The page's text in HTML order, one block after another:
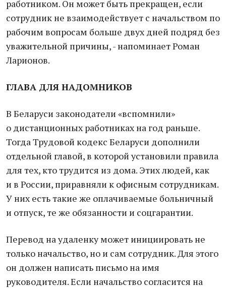
работником. Он может быть прекращен, если
сотрудник не взаимодействует с начальством по
рабочим вопросам больше двух дней подряд без
уважительной причины, - напоминает Роман
Ларионов.
ГЛАВА ДЛЯ НАДОМНИКОВ
В Беларуси законодатели «вспомнили»
о дистанционных работниках на год раньше.
Тогда Трудовой кодекс Беларуси дополнили
отдельной главой, в которой установили правила
для тех, кто трудится из дома. Этих людей, как
и в России, приравняли к офисным сотрудникам.
У них есть такие же оплачиваемые больничный
и отпуск, те же обязанности и соцгарантии.
Перевод на удаленку может инициировать не
только начальство, но и сам сотрудник. Для этого
он должен написать письмо на имя
руководителя. Если начальство согласится на